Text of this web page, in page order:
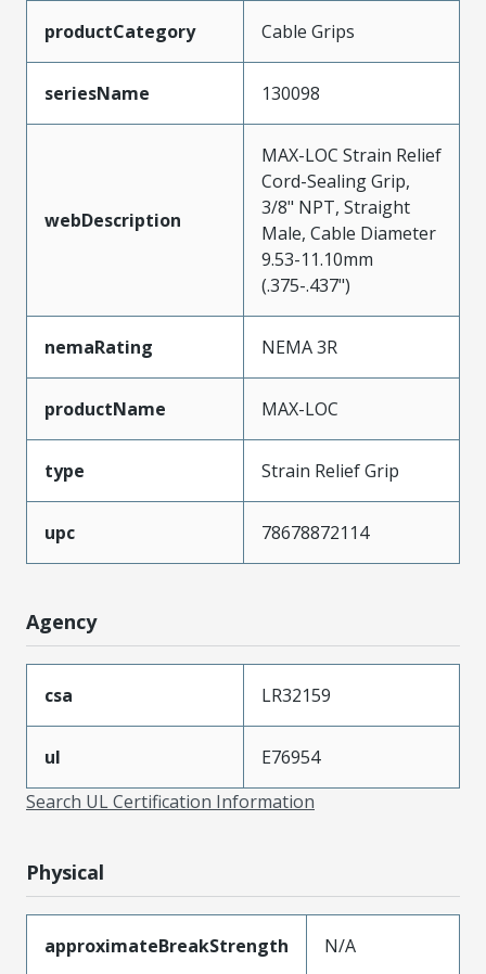
productCategory Cable Grips
seriesName 130098
webDescription
MAX-LOC Strain Relief
Cord-Sealing Grip,
3/8" NPT, Straight
Male, Cable Diameter
9.53-11.10mm
(.375-.437")
nemaRating NEMA 3R
productName MAX-LOC
type Strain Relief Grip
upc 78678872114
Agency
csa LR32159
ul
E76954
Search UL Certification Information
Physical
approximateBreakStrength N/A